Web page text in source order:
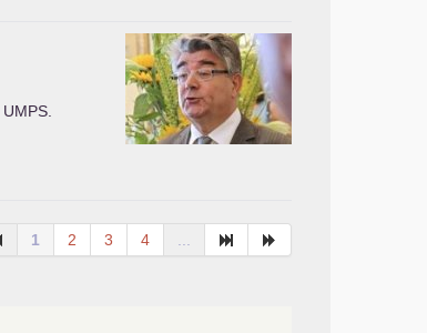
UMPS
1 2 3 4